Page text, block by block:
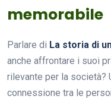
memorabile
Parlare di La storia di
anche affrontare i suoi
rilevante per la società?
connessione tra le